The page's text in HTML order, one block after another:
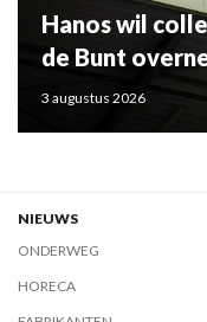
Hanos wil
de Bunt
3 augustus 2026
NIEUWS
ONDERWEG
HORECA